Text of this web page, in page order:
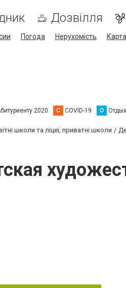
Дозвілля
Погода Нерухомість
2020 C COVID-19 О
школи та ліцеї, приватні школи